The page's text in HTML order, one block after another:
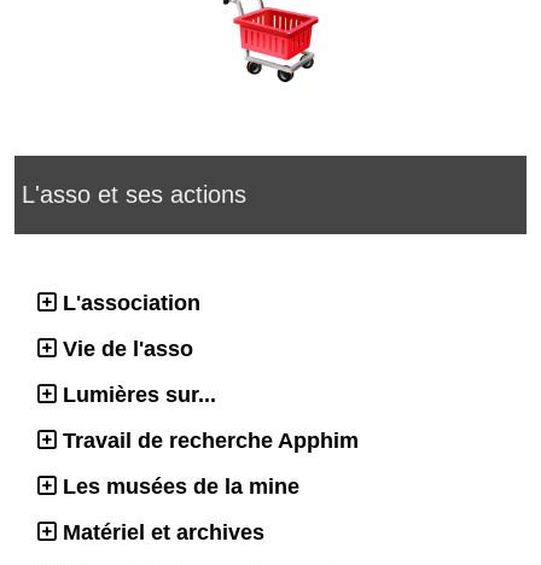
L'asso et ses actions
L'association
Vie de l'asso
Lumières sur...
Travail de recherche Apphim
Les musées de la mine
Matériel et archives